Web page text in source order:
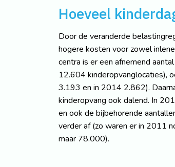
Hoeveel
Door de veranderde
hogere kosten voor zowel
centra is er een afnemend
12.604 kinderopvanglocaties),
3.193 en in 2014 2.862).
kinderopvang ook dalend. In
en ook de bijbehorende
verder af (zo waren er in 2011
maar 78.000).